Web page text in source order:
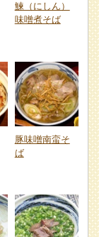
鰊（にしん）
味噌煮そば
豚味噌南蛮そ
ば